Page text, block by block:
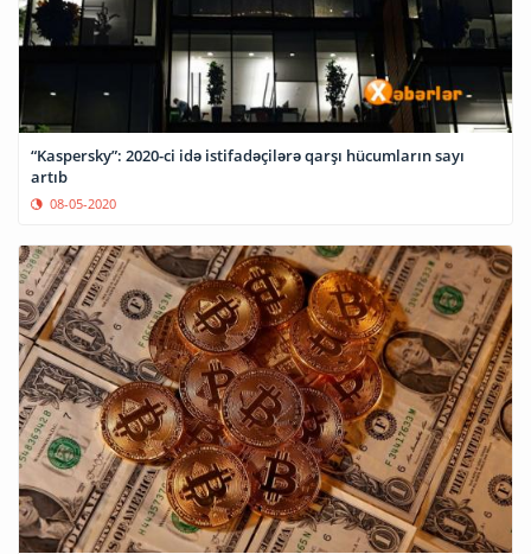
“Kaspersky”: 2020-ci idə istifadəçilərə qarşı hücumların sayı
artıb
08-05-2020